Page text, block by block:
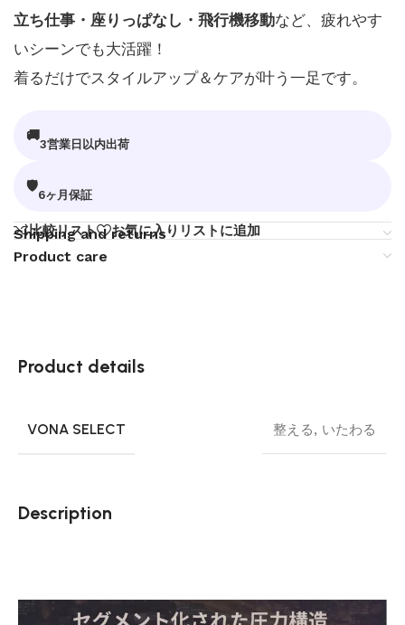
立ち仕事・座りっぱなし・飛行機移動など、疲れやす
いシーンでも大活躍！
着るだけでスタイルアップ＆ケアが叶う一足です。
🚚
3営業日以内出荷
🛡
6ヶ月保証
比較リスト お気に入りリストに追加
Shipping and returns
Product care
Product details
VONA SELECT 整える, いたわる
Description